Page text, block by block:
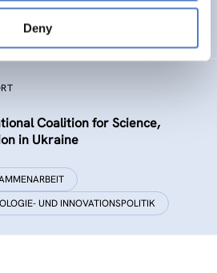
Deny…
Coalition for Science,
in Ukraine
UND INNOVATIONSPOLITIK